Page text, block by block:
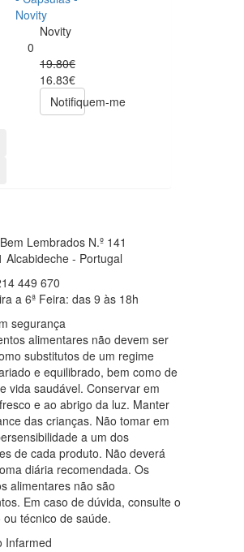
Novity
Novity
0
19.80€
16.83€
Notifiquem-me
Lembrados N.º 141
Alcabideche - Portugal
449 670
a 6ª Feira: das 9 às 18h
segurança
alimentares não devem ser
substitutos de um regime
e equilibrado, bem como de
vida saudável. Conservar em
e ao abrigo da luz. Manter
das crianças. Não tomar em
a um dos
de cada produto. Não deverá
diária recomendada. Os
alimentares não são
Em caso de dúvida, consulte o
técnico de saúde.
Infarmed